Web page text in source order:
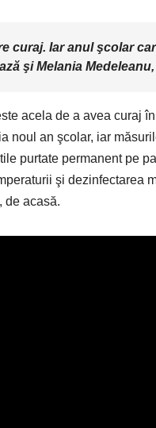
curaj. Iar anul şcolar
şi Melania
acela de a avea curaj
noul an şcolar, iar
purtate permanent pe
şi dezinfectarea
de acasă.